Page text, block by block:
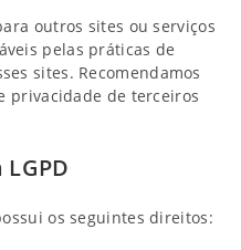
outros sites ou serviços
pelas práticas de
sites. Recomendamos
privacidade de terceiros
os seguintes direitos: